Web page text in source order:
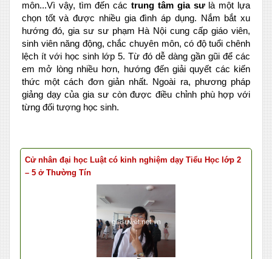
môn...Vì vậy, tìm đến cáctrung tâm gia sưlà một lựa
chọn tốt và được nhiều gia đình áp dụng. Nắm bắt xu
hướng đó, gia sư sư phạm Hà Nội cung cấp giáo viên,
sinh viên năng động, chắc chuyên môn, có độ tuổi chênh
lệch ít với học sinh lớp 5. Từ đó dễ dàng gần gũi để các
em mở lòng nhiều hơn, hướng đến giải quyết các kiến
thức một cách đơn giản nhất. Ngoài ra, phương pháp
giảng dạy của gia sư còn được điều chỉnh phù hợp với
từng đối tượng học sinh.
Cử nhân đại học Luật có kinh nghiệm dạy Tiểu Học lớp 2
– 5 ở Thường Tín